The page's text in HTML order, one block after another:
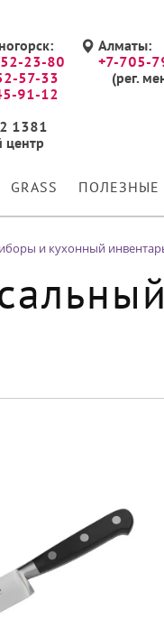
23-80
57-33
91-12
1381
центр
Алматы:
+7-705-
(рег.
GRASS ПОЛЕЗНЫЕ
и кухонный